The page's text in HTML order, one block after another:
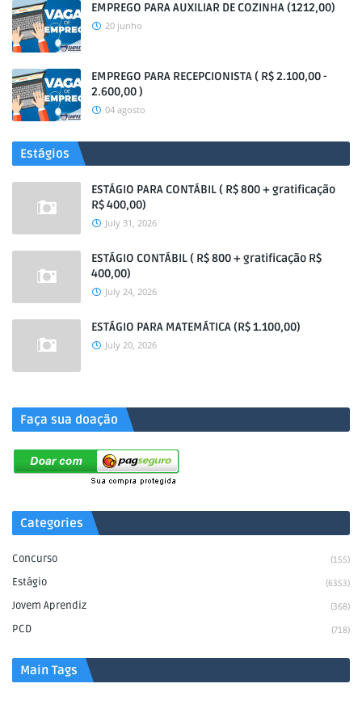
EMPREGO PARA AUXILIAR DE COZINHA (1212,00)
20 junho
EMPREGO PARA RECEPCIONISTA ( R$ 2.100,00 -
2.600,00 )
04 agosto
Estágios
ESTÁGIO PARA CONTÁBIL ( R$ 800 + gratificação
R$ 400,00)
July 31, 2026
ESTÁGIO CONTÁBIL ( R$ 800 + gratificação R$
400,00)
July 24, 2026
ESTÁGIO PARA MATEMÁTICA (R$ 1.100,00)
July 20, 2026
Faça sua doação
Categories
Concurso (155)
Estágio (6353)
Jovem Aprendiz (368)
PCD (718)
Main Tags